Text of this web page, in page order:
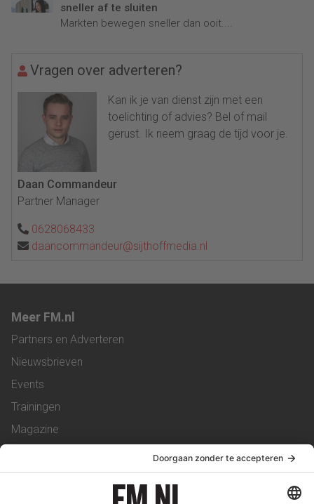
sneller af te sluiten
Markten bewegen sneller dan ooit....
Vragen over adverteren?
Kan ik je van dienst zijn met een
toelichting of advies? Bel of mail
gerust. Ik neem graag de tijd voor je.
Daan Commandeur
Partner Manager
0628068433
daancommandeur@sijthoffmedia.nl
Meer FM.nl
Partners en Adverteren
Nieuwsbrieven
Events
Trainingen
Magazine
Service & Contact